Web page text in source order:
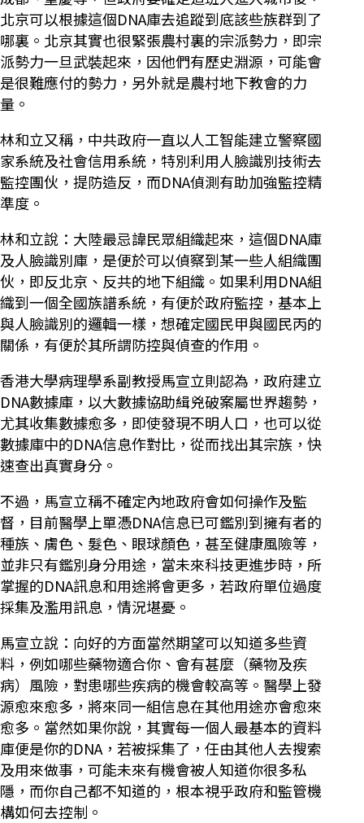
北京可以根據這個DNA庫去追蹤到底該些族群到了
哪裏。北京其實也很緊張農村裏的宗派勢力，即宗
派勢力一旦武裝起來，因他們有歷史淵源，可能會
是很難應付的勢力，另外就是農村地下教會的力
量。
林和立又稱，中共政府一直以人工智能建立警察國
家系統及社會信用系統，特別利用人臉識別技術去
監控團伙，提防造反，而DNA偵測有助加強監控精
準度。
林和立說：大陸最忌諱民眾組織起來，這個DNA庫
及人臉識別庫，是便於可以偵察到某一些人組織團
伙，即反北京、反共的地下組織。如果利用DNA組
織到一個全國族譜系統，有便於政府監控，基本上
與人臉識別的邏輯一樣，想確定國民甲與國民丙的
關係，有便於其所謂防控與偵查的作用。
香港大學病理學系副教授馬宣立則認為，政府建立
DNA數據庫，以大數據協助緝兇破案屬世界趨勢，
尤其收集數據愈多，即使發現不明人口，也可以從
數據庫中的DNA信息作對比，從而找出其宗族，快
速查出真實身分。
不過，馬宣立稱不確定內地政府會如何操作及監
督，目前醫學上單憑DNA信息已可鑑別到擁有者的
種族、膚色、髮色、眼球顏色，甚至健康風險等，
並非只有鑑別身分用途，當未來科技更進步時，所
掌握的DNA訊息和用途將會更多，若政府單位過度
採集及濫用訊息，情況堪憂。
馬宣立說：向好的方面當然期望可以知道多些資
料，例如哪些藥物適合你、會有甚麼（藥物及疾
病）風險，對患哪些疾病的機會較高等。醫學上發
源愈來愈多，將來同一組信息在其他用途亦會愈來
愈多。當然如果你說，其實每一個人最基本的資料
庫便是你的DNA，若被採集了，任由其他人去搜索
及用來做事，可能未來有機會被人知道你很多私
隱，而你自己都不知道的，根本視乎政府和監管機
構如何去控制。